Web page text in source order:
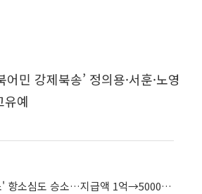
민 강제북송’ 정의용·서훈·노영
유예
장원영, '탈덕수용소' 항소심도 승소…지급액 1억→5000만원 감축된 이유는